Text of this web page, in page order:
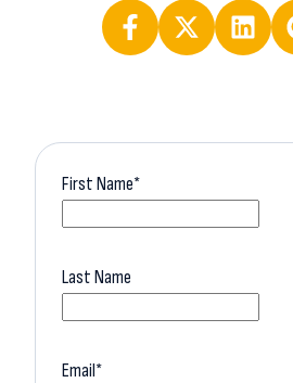
First Name*
Last Name
Email*